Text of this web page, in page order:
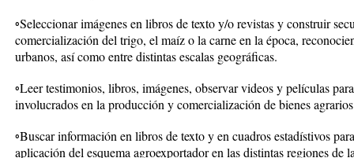
◦Seleccionar imágenes en libros de texto y/o revistas y construir
comercialización del trigo, el maíz o la carne en la época,
urbanos, así como entre distintas escalas geográficas.
◦Leer testimonios, libros, imágenes, observar videos y películas
involucrados en la producción y comercialización de bienes
◦Buscar información en libros de texto y en cuadros estadístivos
aplicación del esquema agroexportador en las distintas regiones de